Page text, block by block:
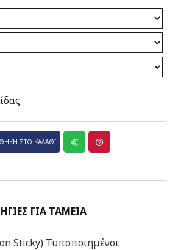
ΣΤΟ ΚΑΛΆΘΙ
ΓΙΑ ΤΑΜΕΊΑ
Sticky) Τυποποιημένοι